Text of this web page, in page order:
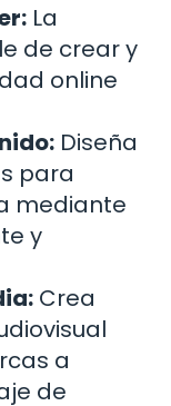
La
de crear y
online
Diseña
para
mediante
y
Crea
a
de